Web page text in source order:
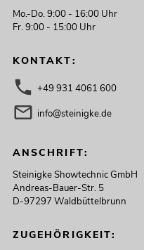
Mo.-Do. 9:00 - 16:00 Uhr
Fr. 9:00 - 15:00 Uhr
KONTAKT:
+49 931 4061 600
info@steinigke.de
ANSCHRIFT:
Steinigke Showtechnic GmbH
Andreas-Bauer-Str. 5
D-97297 Waldbüttelbrunn
ZUGEHÖRIGKEIT: